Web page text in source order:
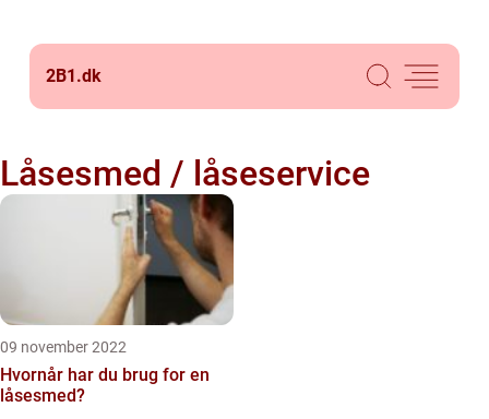
2B1.dk
Låsesmed / låseservice
09 november 2022
Hvornår har du brug for en
låsesmed?